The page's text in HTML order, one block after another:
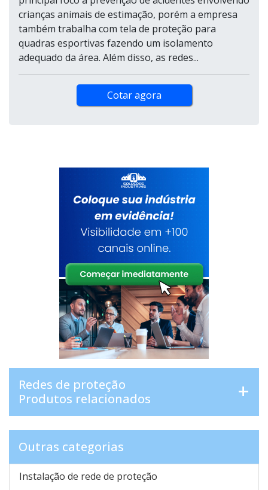
crianças animais de estimação, porém a empresa
também trabalha com tela de proteção para
quadras esportivas fazendo um isolamento
adequado da área. Além disso, as redes...
Cotar agora
Redes de proteção
Produtos relacionados
Outras categorias
Instalação de rede de proteção